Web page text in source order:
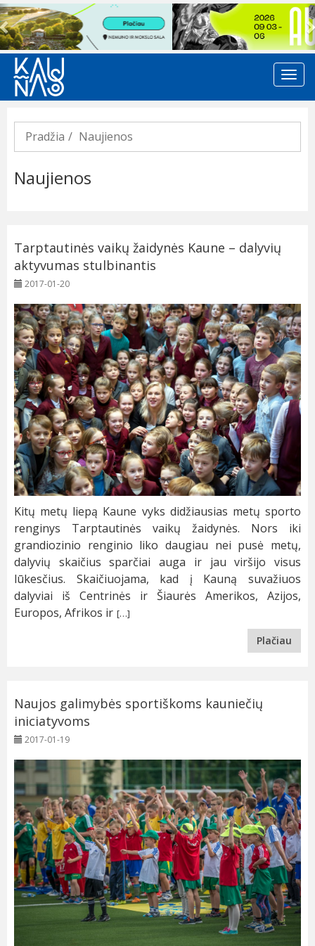
Previous
Pradžia Naujienos
Naujienos
Tarptautinės vaikų žaidynės Kaune – dalyvių
aktyvumas stulbinantis
2017-01-20
Kitų metų liepą Kaune vyks didžiausias metų sporto
renginys Tarptautinės vaikų žaidynės. Nors iki
grandiozinio renginio liko daugiau nei pusė metų,
dalyvių skaičius sparčiai auga ir jau viršijo visus
lūkesčius. Skaičiuojama, kad į Kauną suvažiuos
dalyviai iš Centrinės ir Šiaurės Amerikos, Azijos,
Europos, Afrikos ir […]
Plačiau
Naujos galimybės sportiškoms kauniečių
iniciatyvoms
2017-01-19